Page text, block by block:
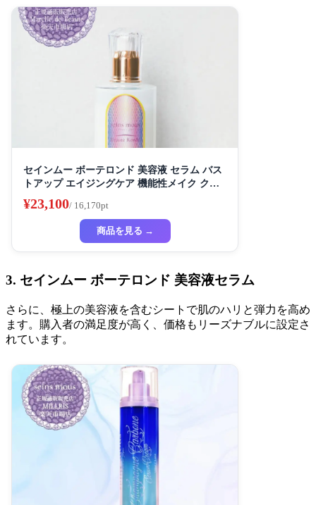
セインムー ボーテロンド 美容液 セラム バス
トアップ エイジングケア 機能性メイク クリ
ーム スキンケア ボディケア バストケア デコ
ルテケア ハリ
¥23,100/ 16,170pt
商品を見る →
3. セインムー ボーテロンド 美容液セラム
さらに、極上の美容液を含むシートで肌のハリと弾力を高め
ます。購入者の満足度が高く、価格もリーズナブルに設定さ
れています。